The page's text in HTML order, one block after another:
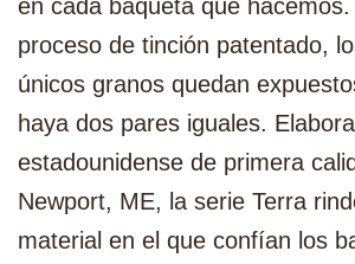
en cada baqueta que
proceso de tinción patentado,
únicos granos quedan
haya dos pares iguales.
estadounidense de primera
Newport, ME, la serie Terra
material en el que confían los